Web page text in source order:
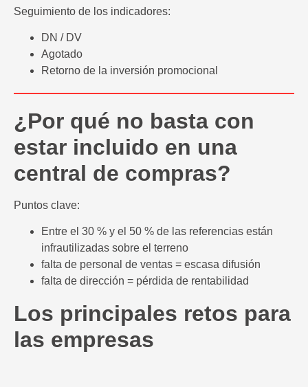
Seguimiento de los indicadores:
DN / DV
Agotado
Retorno de la inversión promocional
¿Por qué no basta con
estar incluido en una
central de compras?
Puntos clave:
Entre el 30 % y el 50 % de las referencias están
infrautilizadas sobre el terreno
falta de personal de ventas = escasa difusión
falta de dirección = pérdida de rentabilidad
Los principales retos para
las empresas